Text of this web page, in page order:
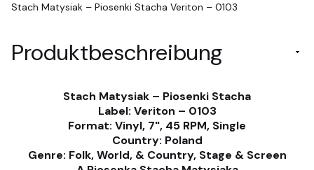
Stach Matysiak – Piosenki Stacha Veriton – 0103
Produktbeschreibung
Stach Matysiak – Piosenki Stacha
Label: Veriton – 0103
Format: Vinyl, 7", 45 RPM, Single
Country: Poland
Genre: Folk, World, & Country, Stage & Screen